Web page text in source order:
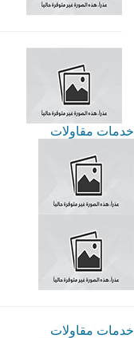
خدمات مقاولات
خدمات مقاولات